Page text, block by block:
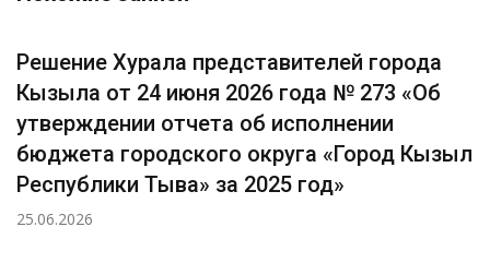
Решение Хурала представителей города
Кызыла от 24 июня 2026 года № 273 «Об
утверждении отчета об исполнении
бюджета городского округа «Город Кызыл
Республики Тыва» за 2025 год»
25.06.2026